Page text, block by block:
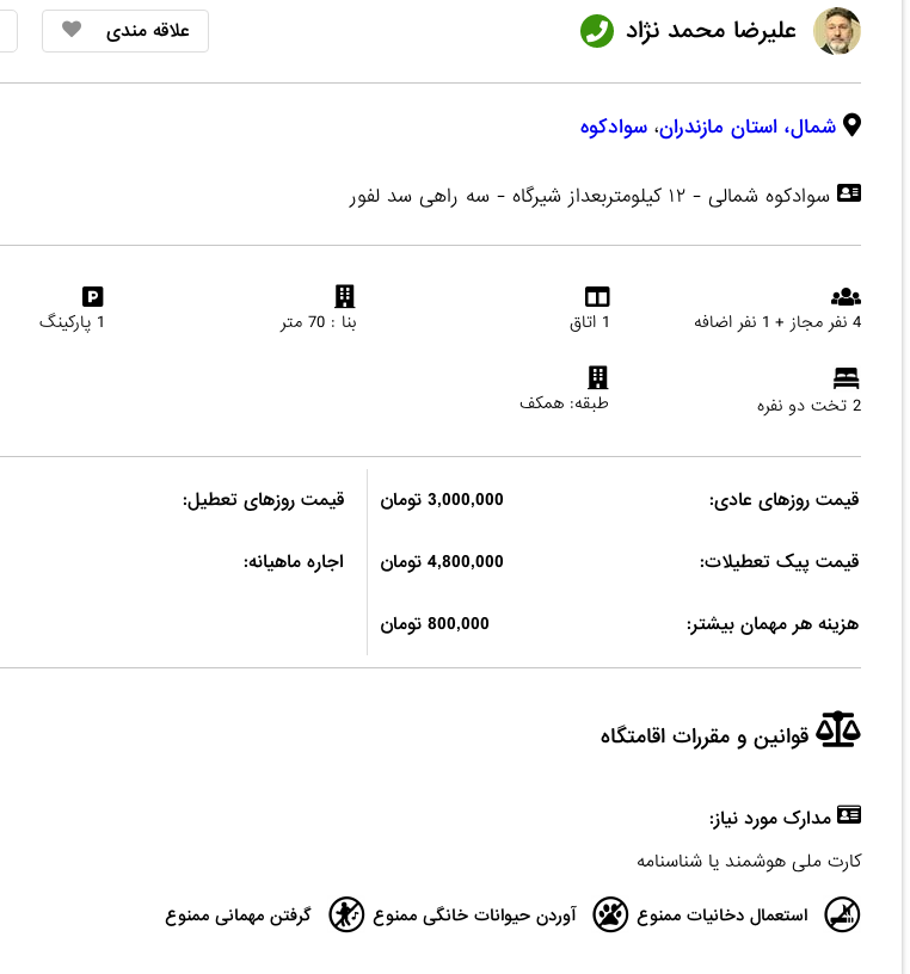
علیرضا محمد نژاد علاقه مندی
شمال، استان مازندران، سوادکوه
سوادکوه شمالی - ۱۲ کیلومتربعداز شیرگاه - سه راهی سد لفور
4 نفر مجاز + 1 نفر اضافه 1 اتاق بنا : 70 متر 1 پارکینگ
2 تخت دو نفره طبقه: همکف
قیمت روزهای عادی: 3,000,000 تومان قیمت روزهای تعطیل:
قیمت پیک تعطیلات: 4,800,000 تومان اجاره ماهیانه:
هزینه هر مهمان بیشتر: 800,000 تومان
قوانین و مقررات اقامتگاه
مدارک مورد نیاز:
کارت ملی هوشمند یا شناسنامه
استعمال دخانیات ممنوع آوردن حیوانات خانگی ممنوع گرفتن مهمانی ممنوع